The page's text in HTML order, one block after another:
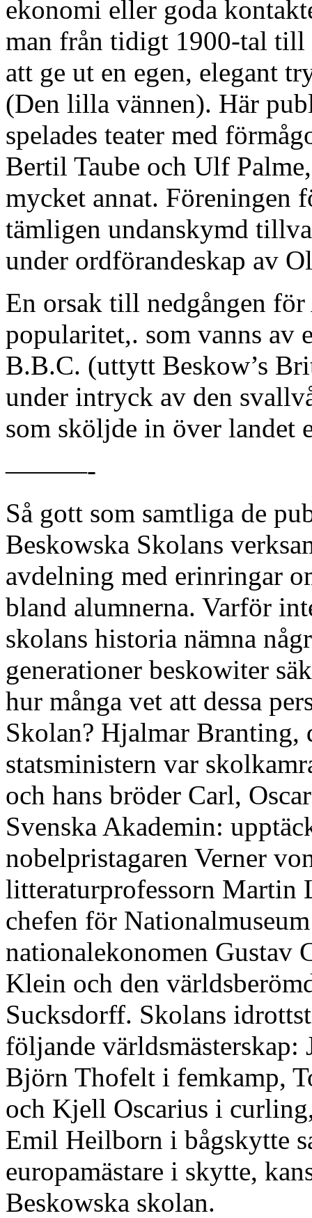
ekonomi eller goda
man från tidigt 1900-tal till
att ge ut en egen, elegant
(Den lilla vännen). Här
spelades teater med
Bertil Taube och Ulf
mycket annat. Föreningen
tämligen undanskymd
under ordförandeskap av
En orsak till nedgången
popularitet,. som vanns av
B.B.C. (uttytt Beskow’s
under intryck av den
som sköljde in över landet
———-
Så gott som samtliga de
Beskowska Skolans
avdelning med erinringar
bland alumnerna. Varför
skolans historia nämna
generationer beskowiter
hur många vet att dessa
Skolan? Hjalmar Branting,
statsministern var
och hans bröder Carl,
Svenska Akademin:
nobelpristagaren Verner
litteraturprofessorn Martin
chefen för
nationalekonomen Gustav
Klein och den
Sucksdorff. Skolans
följande världsmästerskap:
Björn Thofelt i femkamp,
och Kjell Oscarius i
Emil Heilborn i bågskytte
europamästare i skytte,
Beskowska skolan.